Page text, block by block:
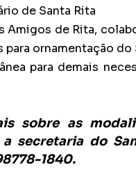
de Santa Rita
Amigos de Rita,
para ornamentação do
para demais
sobre as
secretaria do
1840.